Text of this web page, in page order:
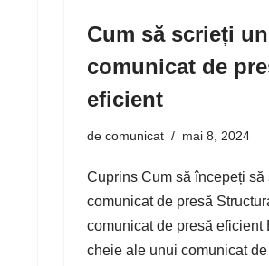
Cum să scrieți un
comunicat de
eficient
de comunicat mai 8, 2024
Cuprins Cum să începeți să
comunicat de presă
comunicat de presă eficient
cheie ale unui comunicat